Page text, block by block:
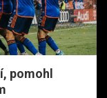
pomohl